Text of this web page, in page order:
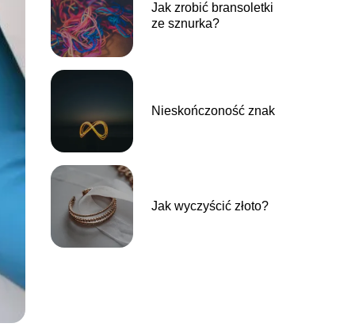
Jak zrobić bransoletki
ze sznurka?
Nieskończoność znak
Jak wyczyścić złoto?